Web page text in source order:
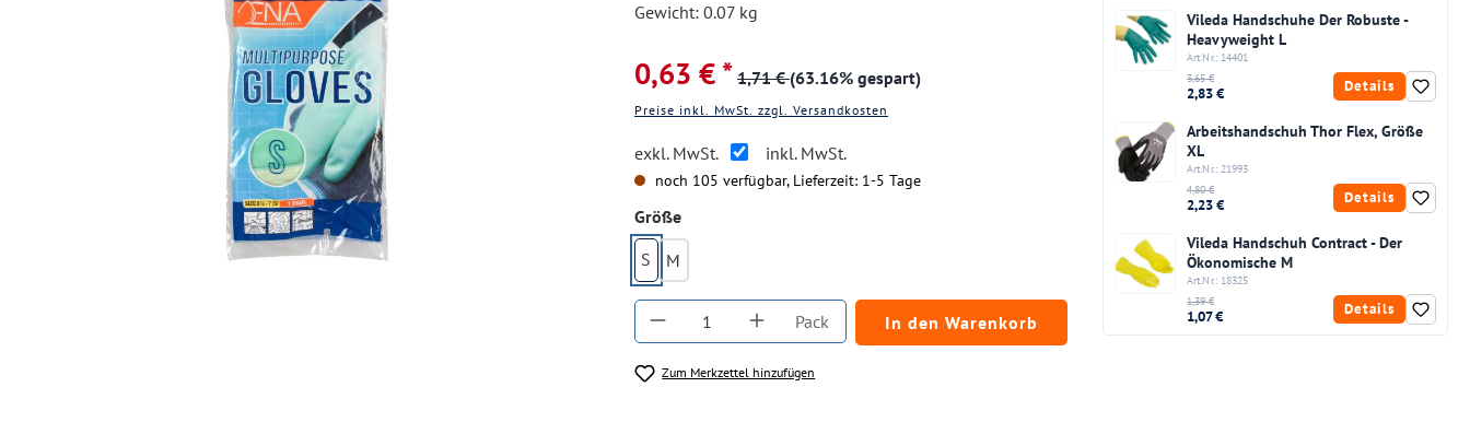
Gewicht: 0.07 kg
0,63 € * 1,71 €(63.16% gespart)
Preise inkl. MwSt. zzgl. Versandkosten
exkl. MwSt. inkl. MwSt.
noch 105 verfügbar, Lieferzeit: 1-5 Tage
Größeauswählen
S
M
Produkt Anzahl: Gib den gewünschten Wert ein oder benutze die
Pack In den Warenkorb
Zum Merkzettel hinzufügen
Vileda Handschuhe Der Robuste -
Heavyweight L
Art.Nr.: 14401
3,65 €
2,83 € Details
Arbeitshandschuh Thor Flex, Größe
XL
Art.Nr.: 21993
4,80 €
2,23 € Details
Vileda Handschuh Contract - Der
Ökonomische M
Art.Nr.: 18325
1,39 €
1,07 € Details